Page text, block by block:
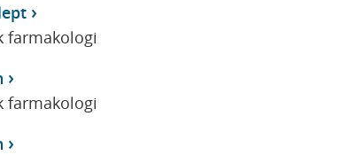
farmakologi
farmakologi